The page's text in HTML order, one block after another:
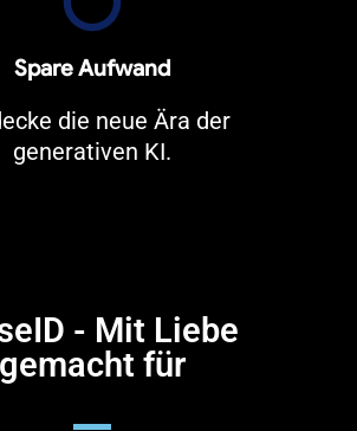
Spare Aufwand
die neue Ära der
generativen KI.
- Mit Liebe
gemacht für